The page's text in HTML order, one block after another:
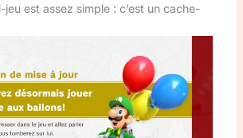
jeu est assez simple : c’est un cache-